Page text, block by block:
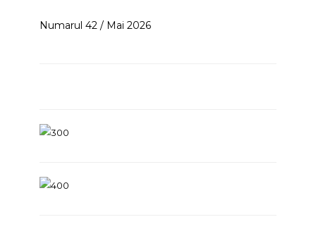
Numarul 42 / Mai 2026